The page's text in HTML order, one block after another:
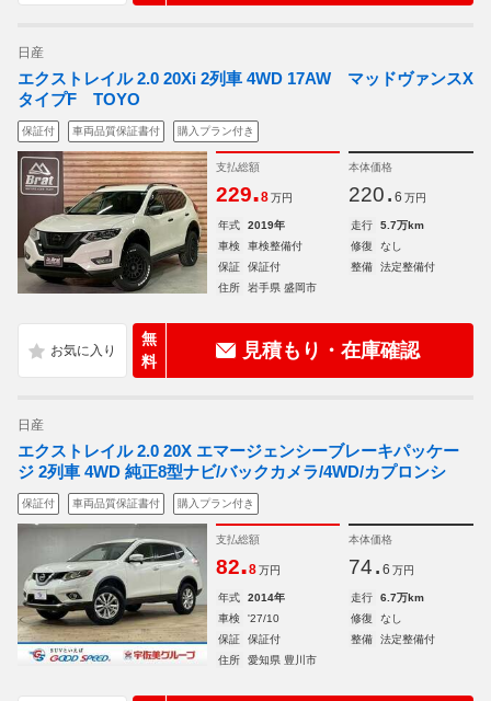
日産
エクストレイル 2.0 20Xi 2列車 4WD 17AW マッドヴァンスX
タイプF TOYO
保証付 車両品質保証書付 購入プラン付き
支払総額
229.8 万円
本体価格
220. 6 万円
年式 2019年 走行
5.7万km
車検
車検整備付 修復
なし
保証
保証付 整備
法定整備付
住所
岩手県 盛岡市
無
料
見積もり・在庫確認
日産
エクストレイル 2.0 20X エマージェンシーブレーキパッケー
ジ 2列車 4WD 純正8型ナビ/バックカメラ/4WD/カプロンシ
保証付 車両品質保証書付 購入プラン付き
支払総額
82.8 万円
本体価格
74. 6 万円
年式 2014年 走行
6.7万km
車検
'27/10 修復
なし
保証
保証付 整備
法定整備付
住所
愛知県 豊川市